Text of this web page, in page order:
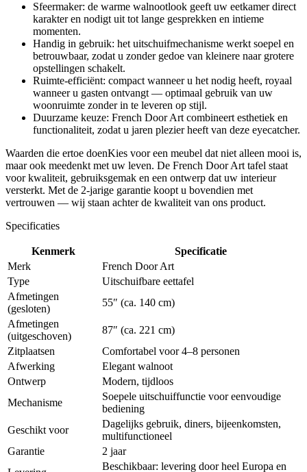
Sfeermaker: de warme walnootlook geeft uw eetkamer direct
karakter en nodigt uit tot lange gesprekken en intieme
momenten.
Handig in gebruik: het uitschuifmechanisme werkt soepel en
betrouwbaar, zodat u zonder gedoe van kleinere naar grotere
opstellingen schakelt.
Ruimte-efficiënt: compact wanneer u het nodig heeft, royaal
wanneer u gasten ontvangt — optimaal gebruik van uw
woonruimte zonder in te leveren op stijl.
Duurzame keuze: French Door Art combineert esthetiek en
functionaliteit, zodat u jaren plezier heeft van deze eyecatcher.
Waarden die ertoe doenKies voor een meubel dat niet alleen mooi is,
maar ook meedenkt met uw leven. De French Door Art tafel staat
voor kwaliteit, gebruiksgemak en een ontwerp dat uw interieur
versterkt. Met de 2-jarige garantie koopt u bovendien met
vertrouwen — wij staan achter de kwaliteit van ons product.
Specificaties
Kenmerk
Specificatie
Merk
French Door Art
Type
Uitschuifbare eettafel
Afmetingen
(gesloten)
55″ (ca. 140 cm)
Afmetingen
(uitgeschoven)
87″ (ca. 221 cm)
Zitplaatsen
Comfortabel voor 4–8 personen
Afwerking
Elegant walnoot
Ontwerp
Modern, tijdloos
Mechanisme
Soepele uitschuiffunctie voor eenvoudige
bediening
Geschikt voor
Dagelijks gebruik, diners, bijeenkomsten,
multifunctioneel
Garantie
2 jaar
Beschikbaar: levering door heel Europa en